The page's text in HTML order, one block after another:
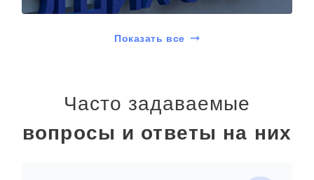
Показать все
Часто задаваемые
вопросы и ответы на них